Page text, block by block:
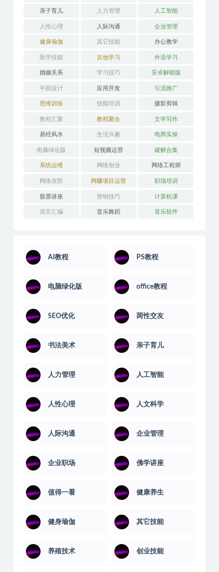
亲子育儿 人力管理 人工智能
人性心理 人际沟通 企业管理
健身瑜伽 其它技能 办公教学
医学技能 吉他学习 外语学习
婚姻关系 学习技巧 安卓解锁版
平面设计 应用开发 引流推广
思维训练 技能培训 摄影剪辑
教程汇聚 教程聚合 文学写作
易经风水 生活兴趣 电商实操
电脑绿化版 短视频运营 破解合集
系统运维 网络创业 网络工程师
网络攻防 网赚项目运营 职场培训
股票讲座 营销技巧 计算机课
语言汇编 音乐舞蹈 音乐软件
AI教程 PS教程
电脑绿化版 office教程
SEO优化 两性交友
书法美术 亲子育儿
人力管理 人工智能
人性心理 人文科学
人际沟通 企业管理
企业职场 佛学讲座
值得一看 健康养生
健身瑜伽 其它技能
养殖技术 创业技能